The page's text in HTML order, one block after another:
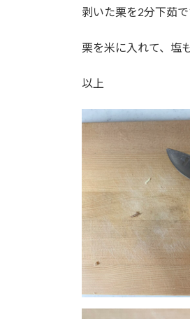
剥いた栗を2分下茹で
栗を米に入れて、塩
以上